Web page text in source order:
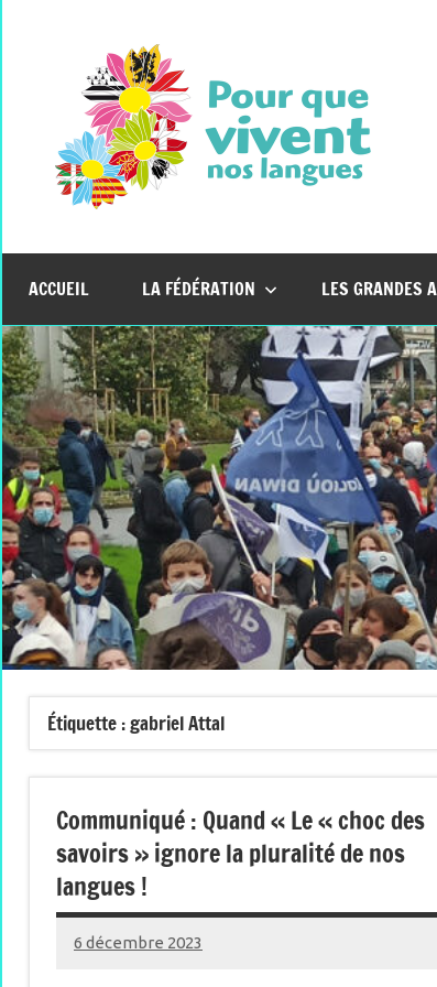
ACCUEIL LA FÉDÉRATION LES GRANDES
Étiquette :gabriel Attal
Communiqué : Quand « Le « choc des
savoirs » ignore la pluralité de nos
langues !
6 décembre 2023
Renan